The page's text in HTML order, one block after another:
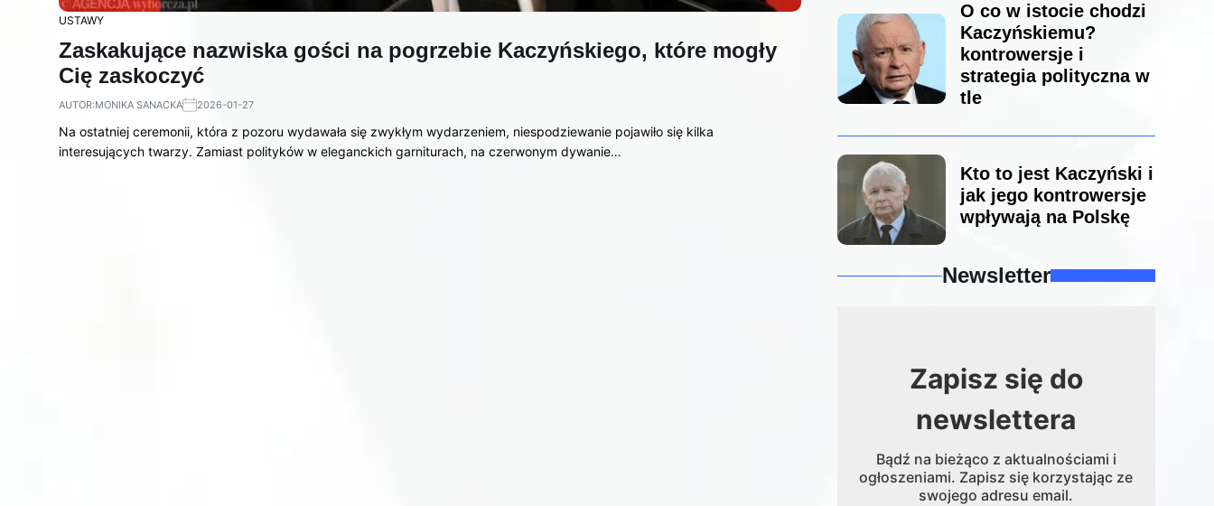
USTAWY
Zaskakujące nazwiska gości na pogrzebie Kaczyńskiego, które mogły
Cię zaskoczyć
AUTOR:MONIKA SANACKA 2026-01-27
Na ostatniej ceremonii, która z pozoru wydawała się zwykłym wydarzeniem, niespodziewanie pojawiło się kilka
interesujących twarzy. Zamiast polityków w eleganckich garniturach, na czerwonym dywanie…
O co w istocie chodzi
Kaczyńskiemu?
kontrowersje i
strategia polityczna w
tle
Kto to jest Kaczyński i
jak jego kontrowersje
wpływają na Polskę
Newsletter
Zapisz się do
newslettera
Bądź na bieżąco z aktualnościami i
ogłoszeniami. Zapisz się korzystając ze
swojego adresu email.